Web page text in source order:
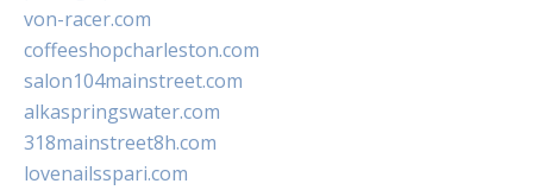
von-racer.com
coffeeshopcharleston.com
salon104mainstreet.com
alkaspringswater.com
318mainstreet8h.com
lovenailsspari.com